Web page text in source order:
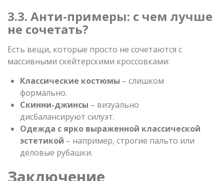
3.3. Анти-примеры: с чем лучше
не сочетать?
Есть вещи, которые просто не сочетаются с
массивными скейтерскими кроссовками:
Классические костюмы – слишком
формально.
Скинни-джинсы – визуально
дисбалансируют силуэт.
Одежда с ярко выраженной классической
эстетикой – например, строгие пальто или
деловые рубашки.
Заключение